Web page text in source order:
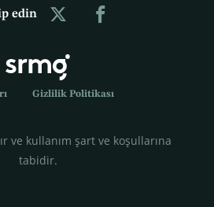
edin
Gizlilik Politikası
ve kullanım şart ve koşullarına
tabidir.